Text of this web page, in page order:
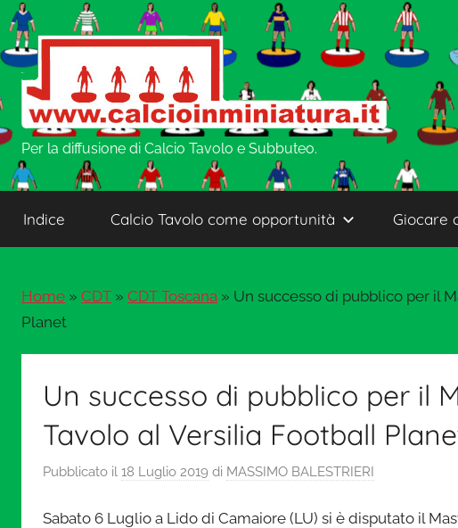
Salta
al
contenuto
w
w
w
.
C
Per la diffusione di Calcio Tavolo e Subbuteo.
Indice Calcio Tavolo come opportunità Giocare
Home » CDT » CDT Toscana » Un successo di pubblico per il
Planet
Un successo di pubblico per il
Tavolo al Versilia Football
Pubblicato il 18 Luglio 2019 di MASSIMO BALESTRIERI
Sabato 6 Luglio a Lido di Camaiore (LU) si è disputato il